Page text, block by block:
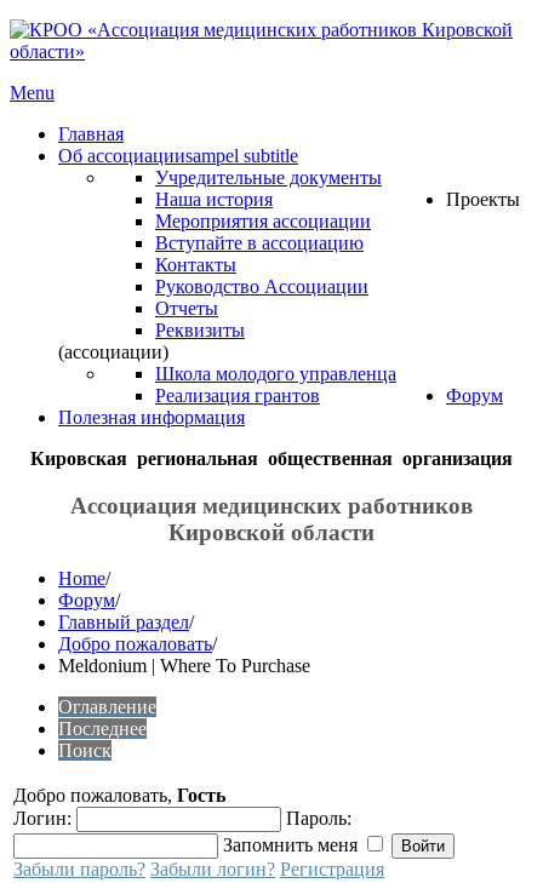
Menu
Главная
Об ассоциацииsampel subtitle
Учредительные документы
Наша история
Мероприятия ассоциации
Вступайте в ассоциацию
Контакты
Руководство Ассоциации
Отчеты
Реквизиты
Проекты
(ассоциации)
Школа молодого управленца
Реализация грантов
Форум
Полезная информация
Кировская региональная общественная организация
Ассоциация медицинских работников
Кировской области
Home/
Форум/
Главный раздел/
Добро пожаловать/
Meldonium | Where To Purchase
Оглавление
Последнее
Поиск
Добро пожаловать, Гость
Логин:
Пароль:
Запомнить меня
Забыли пароль? Забыли логин? Регистрация